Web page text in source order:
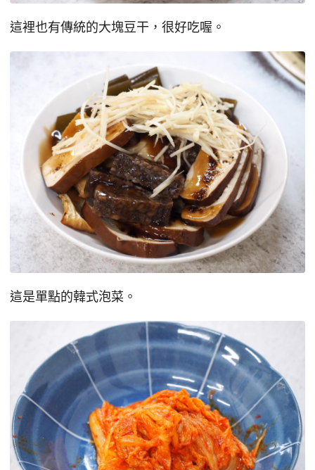
這裡也有傳統的大塊豆干，很好吃喔。
這是單點的韓式泡菜。